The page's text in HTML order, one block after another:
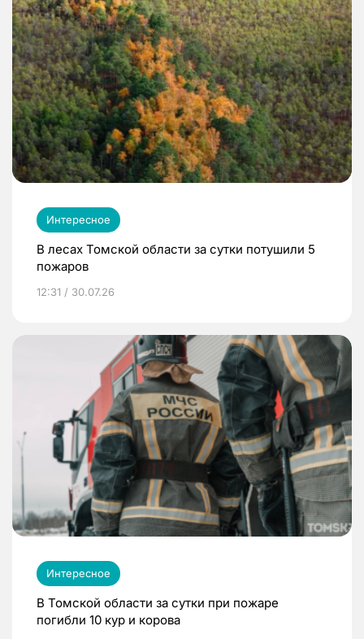
Интересное
В лесах Томской области за сутки потушили 5
пожаров
12:31 / 30.07.26
Интересное
В Томской области за сутки при пожаре
погибли 10 кур и корова